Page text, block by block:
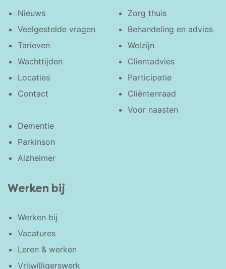
Nieuws
Veelgestelde vragen
Tarieven
Wachttijden
Locaties
Contact
Zorg thuis
Behandeling en advies
Welzijn
Clientadvies
Participatie
Cliëntenraad
Voor naasten
Dementie
Parkinson
Alzheimer
Werken bij
Werken bij
Vacatures
Leren & werken
Vrijwilligerswerk